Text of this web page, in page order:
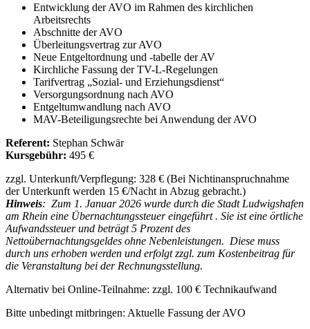
Entwicklung der AVO im Rahmen des kirchlichen
Arbeitsrechts
Abschnitte der AVO
Überleitungsvertrag zur AVO
Neue Entgeltordnung und -tabelle der AV
Kirchliche Fassung der TV-L-Regelungen
Tarifvertrag „Sozial- und Erziehungsdienst“
Versorgungsordnung nach AVO
Entgeltumwandlung nach AVO
MAV-Beteiligungsrechte bei Anwendung der AVO
Referent: Stephan Schwär
Kursgebühr: 495 €
zzgl. Unterkunft/Verpflegung: 328 € (Bei Nichtinanspruchnahme
der Unterkunft werden 15 €/Nacht in Abzug gebracht.)
Hinweis: Zum 1. Januar 2026 wurde durch die Stadt Ludwigshafen
am Rhein eine Übernachtungssteuer eingeführt . Sie ist eine örtliche
Aufwandssteuer und beträgt 5 Prozent des
Nettoübernachtungsgeldes ohne Nebenleistungen. Diese muss
durch uns erhoben werden und erfolgt zzgl. zum Kostenbeitrag für
die Veranstaltung bei der Rechnungsstellung.
Alternativ bei Online-Teilnahme: zzgl. 100 € Technikaufwand
Bitte unbedingt mitbringen: Aktuelle Fassung der AVO